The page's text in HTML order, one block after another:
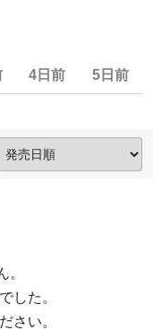
4日前 5日前
。
さい。